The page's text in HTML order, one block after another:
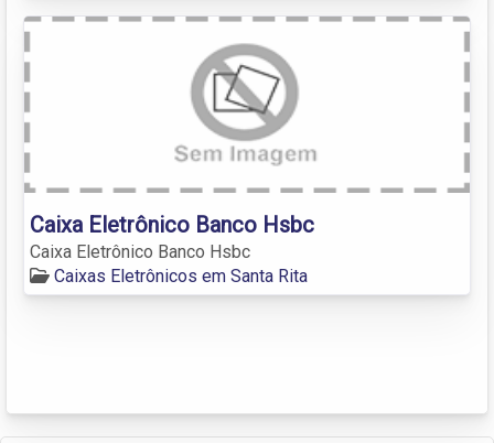
Caixa Eletrônico Banco Hsbc
Caixa Eletrônico Banco Hsbc
Caixas Eletrônicos em Santa Rita